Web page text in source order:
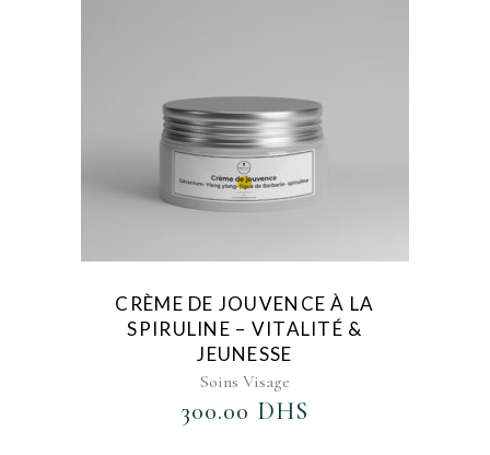
CRÈME DE JOUVENCE À LA
SPIRULINE – VITALITÉ &
JEUNESSE
Soins Visage
300.00 DHS